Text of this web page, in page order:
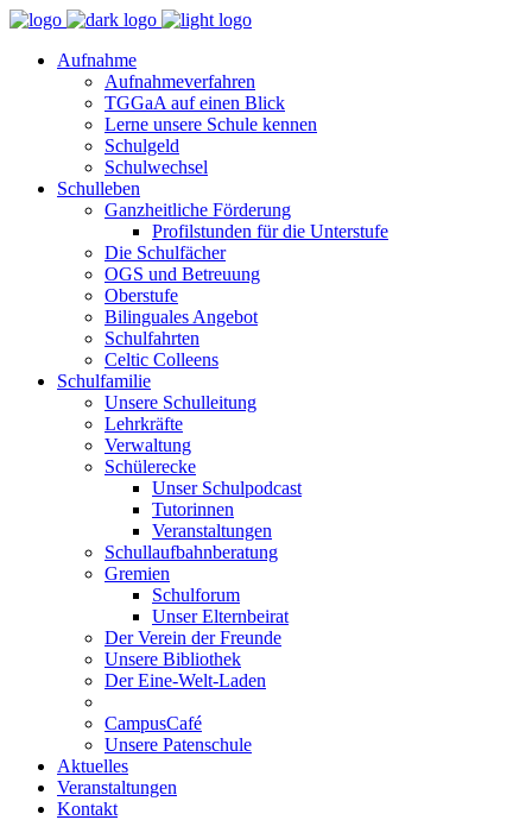
Aufnahme
Aufnahmeverfahren
TGGaA auf einen Blick
Lerne unsere Schule kennen
Schulgeld
Schulwechsel
Schulleben
Ganzheitliche Förderung
Profilstunden für die Unterstufe
Die Schulfächer
OGS und Betreuung
Oberstufe
Bilinguales Angebot
Schulfahrten
Celtic Colleens
Schulfamilie
Unsere Schulleitung
Lehrkräfte
Verwaltung
Schülerecke
Unser Schulpodcast
Tutorinnen
Veranstaltungen
Schullaufbahnberatung
Gremien
Schulforum
Unser Elternbeirat
Der Verein der Freunde
Unsere Bibliothek
Der Eine-Welt-Laden
CampusCafé
Unsere Patenschule
Aktuelles
Veranstaltungen
Kontakt